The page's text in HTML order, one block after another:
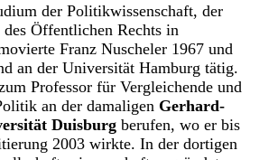
der Politikwissenschaft, der
des Öffentlichen Rechts in
Franz Nuscheler 1967 und
an der Universität Hamburg tätig.
Professor für Vergleichende und
an der damaligen Gerhard-
Duisburg berufen, wo er bis
2003 wirkte. In der dortigen